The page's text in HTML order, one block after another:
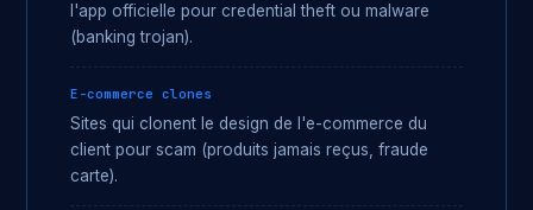
l'app officielle pour credential theft ou malware
(banking trojan).
E-commerce clones
Sites qui clonent le design de l'e-commerce du
client pour scam (produits jamais reçus, fraude
carte).